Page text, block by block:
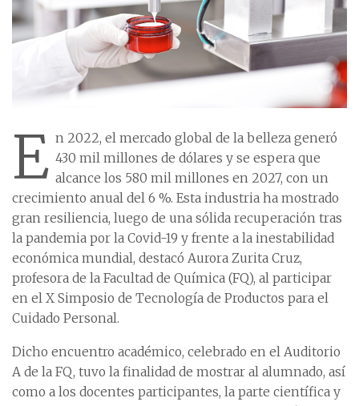
E n 2022, el mercado global de la belleza generó
430 mil millones de dólares y se espera que
alcance los 580 mil millones en 2027, con un
crecimiento anual del 6 %. Esta industria ha mostrado
gran resiliencia, luego de una sólida recuperación tras
la pandemia por la Covid-19 y frente a la inestabilidad
económica mundial, destacó Aurora Zurita Cruz,
profesora de la Facultad de Química (FQ), al participar
en el X Simposio de Tecnología de Productos para el
Cuidado Personal.
Dicho encuentro académico, celebrado en el Auditorio
A de la FQ, tuvo la finalidad de mostrar al alumnado, así
como a los docentes participantes, la parte científica y